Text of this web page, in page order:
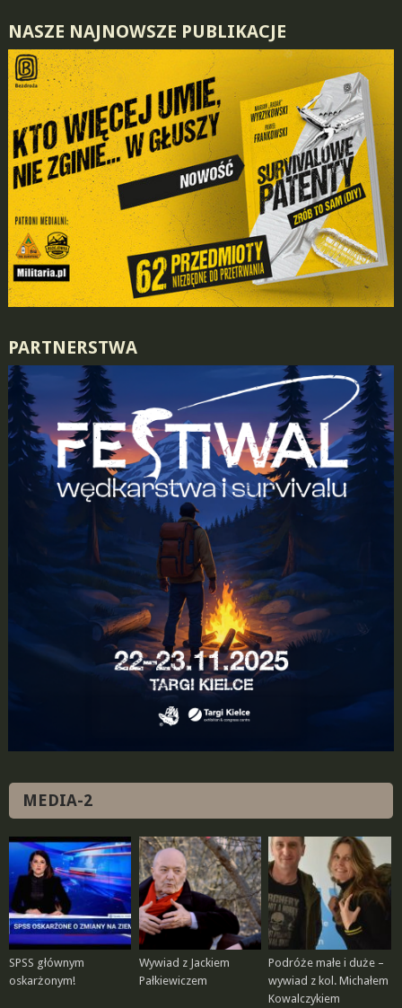
NASZE NAJNOWSZE PUBLIKACJE
PARTNERSTWA
MEDIA-2
SPSS głównym
oskarżonym!
Wywiad z Jackiem
Pałkiewiczem
Podróże małe i duże –
wywiad z kol. Michałem
Kowalczykiem